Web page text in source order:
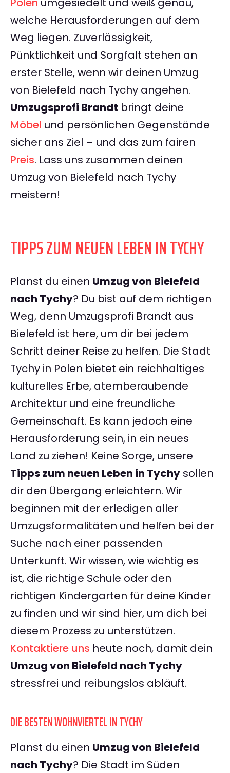
welche Herausforderungen auf dem
Weg liegen. Zuverlässigkeit,
Pünktlichkeit und Sorgfalt stehen an
erster Stelle, wenn wir deinen Umzug
von Bielefeld nach Tychy angehen.
Umzugsprofi Brandt bringt deine
Möbel und persönlichen Gegenstände
sicher ans Ziel – und das zum fairen
Preis. Lass uns zusammen deinen
Umzug von Bielefeld nach Tychy
meistern!
TIPPS ZUM NEUEN LEBEN IN TYCHY
Planst du einen Umzug von Bielefeld
nach Tychy? Du bist auf dem richtigen
Weg, denn Umzugsprofi Brandt aus
Bielefeld ist here, um dir bei jedem
Schritt deiner Reise zu helfen. Die Stadt
Tychy in Polen bietet ein reichhaltiges
kulturelles Erbe, atemberaubende
Architektur und eine freundliche
Gemeinschaft. Es kann jedoch eine
Herausforderung sein, in ein neues
Land zu ziehen! Keine Sorge, unsere
Tipps zum neuen Leben in Tychy sollen
dir den Übergang erleichtern. Wir
beginnen mit der erledigen aller
Umzugsformalitäten und helfen bei der
Suche nach einer passenden
Unterkunft. Wir wissen, wie wichtig es
ist, die richtige Schule oder den
richtigen Kindergarten für deine Kinder
zu finden und wir sind hier, um dich bei
diesem Prozess zu unterstützen.
Kontaktiere uns heute noch, damit dein
Umzug von Bielefeld nach Tychy
stressfrei und reibungslos abläuft.
DIE BESTEN WOHNVIERTEL IN TYCHY
Planst du einen Umzug von Bielefeld
nach Tychy? Die Stadt im Süden